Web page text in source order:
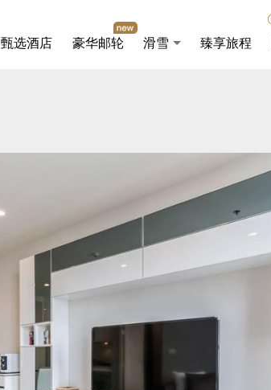
甄选酒店 豪华邮轮 滑雪 臻享旅程